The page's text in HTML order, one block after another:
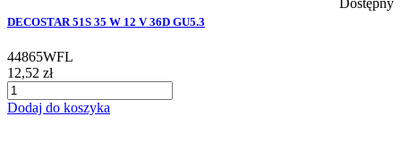
DECOSTAR 51S 35 W 12 V 36D GU5.3
44865WFL
12,52 zł
Dodaj do koszyka